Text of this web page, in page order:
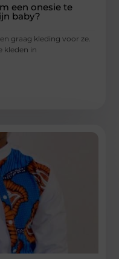
een ​​onesie te
baby?
graag kleding voor ze.
kleden in